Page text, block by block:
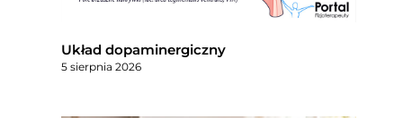
Układ dopaminergiczny
5 sierpnia 2026